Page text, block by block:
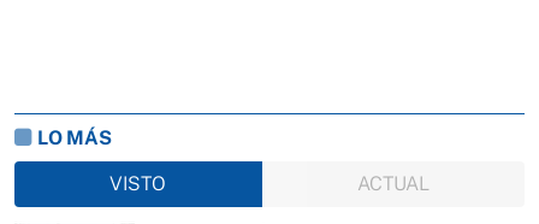
LO MÁS
VISTO
ACTUAL